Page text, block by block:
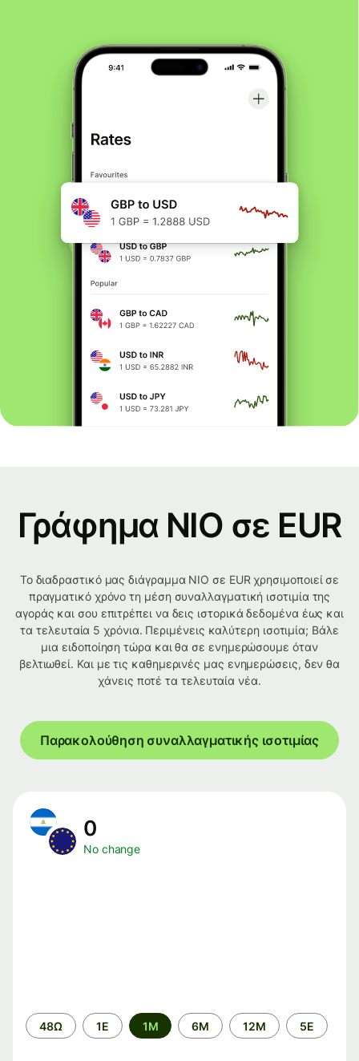
Γράφημα NIO σε EUR
Το διαδραστικό μας διάγραμμα NIO σε EUR χρησιμοποιεί σε
πραγματικό χρόνο τη μέση συναλλαγματική ισοτιμία της
αγοράς και σου επιτρέπει να δεις ιστορικά δεδομένα έως και
τα τελευταία 5 χρόνια. Περιμένεις καλύτερη ισοτιμία; Βάλε
μια ειδοποίηση τώρα και θα σε ενημερώσουμε όταν
βελτιωθεί. Και με τις καθημερινές μας ενημερώσεις, δεν θα
χάνεις ποτέ τα τελευταία νέα.
Παρακολούθηση συναλλαγματικής ισοτιμίας
0
No change
Time
period
48Ω 1Ε 1M 6M 12M 5Ε